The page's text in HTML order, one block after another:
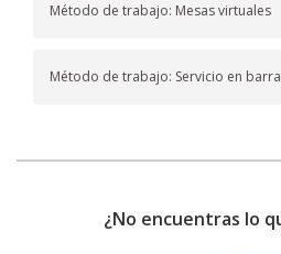
Método de trabajo: Mesas virtuales
Método de trabajo: Servicio en barra
¿No encuentras lo